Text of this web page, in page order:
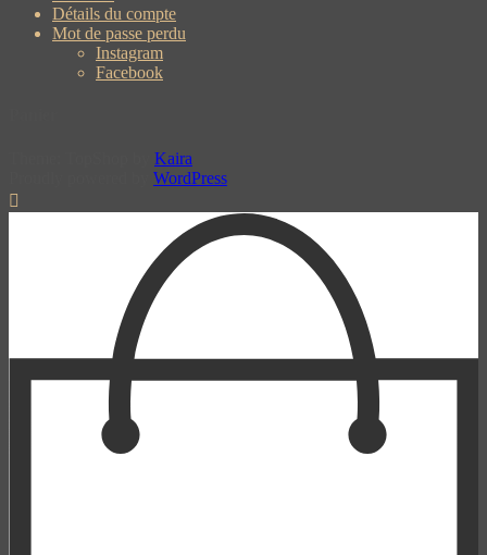
Détails du compte
Mot de passe perdu
Instagram
Facebook
Kaira
WordPress